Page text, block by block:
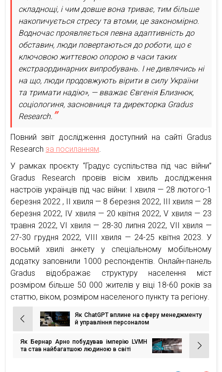
складнощі, і чим довше вона триває, тим більше
накопичується стресу та втоми, це закономірно.
Водночас проявляється певна адаптивність до
обставин, люди повертаються до роботи, що є
ключовою життєвою опорою в часи таких
екстраординарних випробувань. І не дивлячись ні
на що, люди продовжують вірити в силу України
та тримати надію», — вважає Євгенія Близнюк,
соціологиня, засновниця та директорка Gradus
Research.
Повний звіт дослідження доступний на сайті Gradus
Research за посиланням.
У рамках проєкту “Градус суспільства під час війни”
Gradus Research провів вісім хвиль дослідження
настроїв українців під час війни: І хвиля — 28 лютого-1
березня 2022 , ІІ хвиля — 8 березня 2022, ІІІ хвиля — 28
березня 2022, IV хвиля — 20 квітня 2022, V хвиля — 23
травня 2022, VI хвиля — 28-30 липня 2022, VII хвиля —
27-30 грудня 2022, VIII хвиля — 24-25 квітня 2023. У
восьмій хвилі анкету у спеціальному мобільному
додатку заповнили 1000 респондентів. Онлайн-панель
Gradus відображає структуру населення міст
розміром більше 50 000 жителів у віці 18-60 років за
статтю, віком, розміром населеного пункту та регіону.
Навігація
записів
Як ChatGPT вплине на сферу менеджменту
й управління персоналом
Як Бернар Арно побудував імперію LVMH
та став найбагатшою людиною в світі